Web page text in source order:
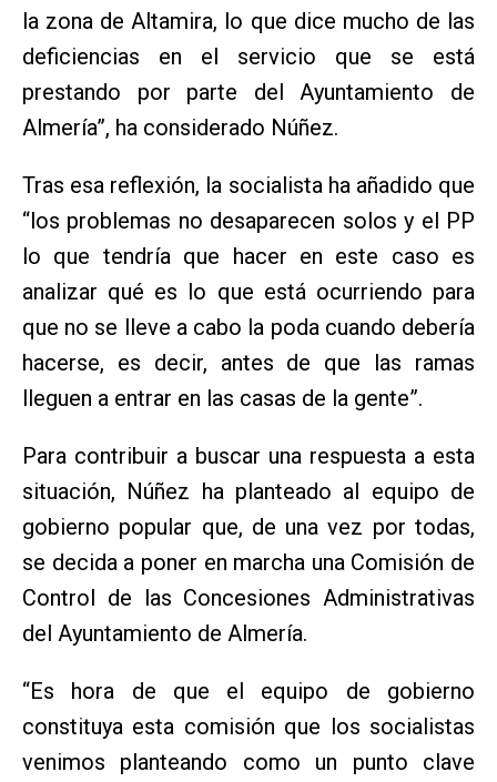
la zona de Altamira, lo que dice mucho de las
deficiencias en el servicio que se está
prestando por parte del Ayuntamiento de
Almería”, ha considerado Núñez.
Tras esa reflexión, la socialista ha añadido que
“los problemas no desaparecen solos y el PP
lo que tendría que hacer en este caso es
analizar qué es lo que está ocurriendo para
que no se lleve a cabo la poda cuando debería
hacerse, es decir, antes de que las ramas
lleguen a entrar en las casas de la gente”.
Para contribuir a buscar una respuesta a esta
situación, Núñez ha planteado al equipo de
gobierno popular que, de una vez por todas,
se decida a poner en marcha una Comisión de
Control de las Concesiones Administrativas
del Ayuntamiento de Almería.
“Es hora de que el equipo de gobierno
constituya esta comisión que los socialistas
venimos planteando como un punto clave